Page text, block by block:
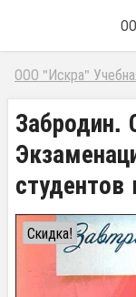
ООО "Искра"
Забродин.
студентов
Скидка!